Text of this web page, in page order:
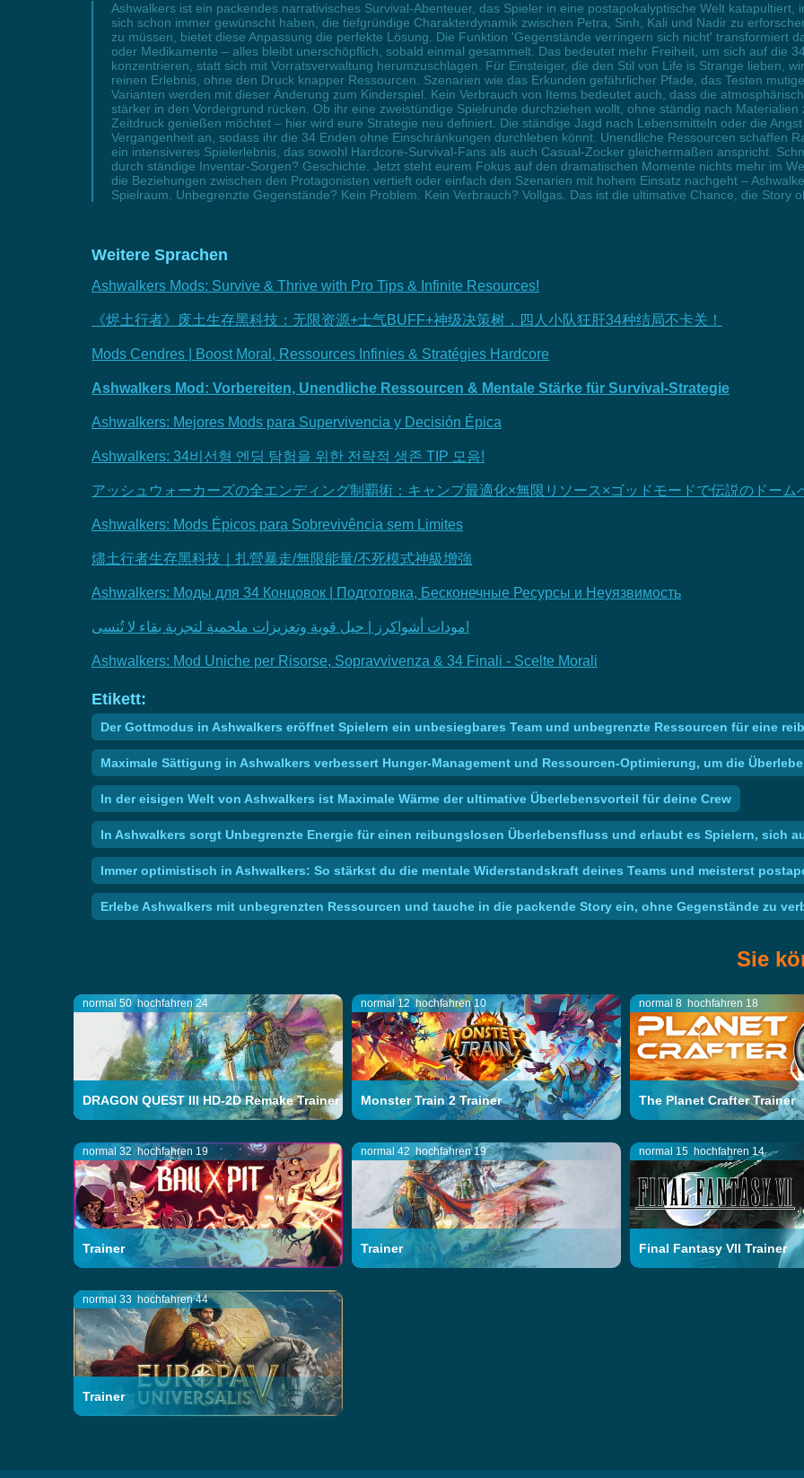
Ashwalkers ist ein packendes narrativisches Survival-Abenteuer, das Spieler in eine postapokalyptische Welt
sich schon immer gewünscht haben, die tiefgründige Charakterdynamik zwischen Petra, Sinh, Kali und Nadir zu
zu müssen, bietet diese Anpassung die perfekte Lösung. Die Funktion 'Gegenstände verringern sich nicht' transformiert
oder Medikamente – alles bleibt unerschöpflich, sobald einmal gesammelt. Das bedeutet mehr Freiheit, um sich auf die
konzentrieren, statt sich mit Vorratsverwaltung herumzuschlagen. Für Einsteiger, die den Stil von Life is Strange lieben,
reinen Erlebnis, ohne den Druck knapper Ressourcen. Szenarien wie das Erkunden gefährlicher Pfade, das Testen
Varianten werden mit dieser Änderung zum Kinderspiel. Kein Verbrauch von Items bedeutet auch, dass die
stärker in den Vordergrund rücken. Ob ihr eine zweistündige Spielrunde durchziehen wollt, ohne ständig nach
Zeitdruck genießen möchtet – hier wird eure Strategie neu definiert. Die ständige Jagd nach Lebensmitteln oder die
Vergangenheit an, sodass ihr die 34 Enden ohne Einschränkungen durchleben könnt. Unendliche Ressourcen schaffen
ein intensiveres Spielerlebnis, das sowohl Hardcore-Survival-Fans als auch Casual-Zocker gleichermaßen anspricht.
durch ständige Inventar-Sorgen? Geschichte. Jetzt steht eurem Fokus auf den dramatischen Momente nichts mehr im
die Beziehungen zwischen den Protagonisten vertieft oder einfach den Szenarien mit hohem Einsatz nachgeht –
Spielraum. Unbegrenzte Gegenstände? Kein Problem. Kein Verbrauch? Vollgas. Das ist die ultimative Chance, die Story
Weitere Sprachen
Ashwalkers Mods: Survive & Thrive with Pro Tips & Infinite Resources!
《烬土行者》废土生存黑科技：无限资源+士气BUFF+神级决策树，四人小队狂肝34种结局不卡关！
Mods Cendres | Boost Moral, Ressources Infinies & Stratégies Hardcore
Ashwalkers Mod: Vorbereiten, Unendliche Ressourcen & Mentale Stärke für Survival-Strategie
Ashwalkers: Mejores Mods para Supervivencia y Decisión Épica
Ashwalkers: 34비선형 엔딩 탐험을 위한 전략적 생존 TIP 모음!
アッシュウォーカーズの全エンディング制覇術：キャンプ最適化×無限リソース×ゴッドモードで伝説のドーム
Ashwalkers: Mods Épicos para Sobrevivência sem Limites
燼土行者生存黑科技｜扎營暴走/無限能量/不死模式神級增強
Ashwalkers: Моды для 34 Концовок | Подготовка, Бесконечные Ресурсы и Неуязвимость
مودات أشواكرز | حيل قوية وتعزيزات ملحمية لتجربة بقاء لا تُنسى!
Ashwalkers: Mod Uniche per Risorse, Sopravvivenza & 34 Finali - Scelte Morali
Etikett:
Der Gottmodus in Ashwalkers eröffnet Spielern ein unbesiegbares Team und unbegrenzte Ressourcen für eine
Maximale Sättigung in Ashwalkers verbessert Hunger-Management und Ressourcen-Optimierung, um die
In der eisigen Welt von Ashwalkers ist Maximale Wärme der ultimative Überlebensvorteil für deine Crew
In Ashwalkers sorgt Unbegrenzte Energie für einen reibungslosen Überlebensfluss und erlaubt es Spielern, sich
Immer optimistisch in Ashwalkers: So stärkst du die mentale Widerstandskraft deines Teams und meisterst
Erlebe Ashwalkers mit unbegrenzten Ressourcen und tauche in die packende Story ein, ohne Gegenstände zu
Sie
normal 50 hochfahren 24
DRAGON QUEST III HD-2D Remake Trainer
normal 12 hochfahren 10
Monster Train 2 Trainer
normal 8 hochfahren 18
The Planet Crafter Trainer
normal 32 hochfahren 19
Trainer
normal 42 hochfahren 19
Trainer
normal 15 hochfahren 14
Final Fantasy VII Trainer
normal 33 hochfahren 44
Trainer